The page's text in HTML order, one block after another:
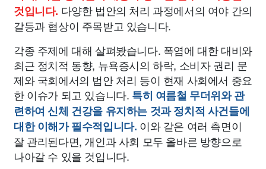
것입니다. 다양한 법안의 처리 과정에서의 여야 간의
갈등과 협상이 주목받고 있습니다.
각종 주제에 대해 살펴봤습니다. 폭염에 대한 대비와
최근 정치적 동향, 뉴욕증시의 하락, 소비자 권리 문
제와 국회에서의 법안 처리 등이 현재 사회에서 중요
한 이슈가 되고 있습니다. 특히 여름철 무더위와 관
련하여 신체 건강을 유지하는 것과 정치적 사건들에
대한 이해가 필수적입니다. 이와 같은 여러 측면이
잘 관리된다면, 개인과 사회 모두 올바른 방향으로
나아갈 수 있을 것입니다.